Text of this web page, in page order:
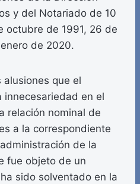
y del Notariado de 10
octubre de 1991, 26 de
de 2020.
que el
innecesariedad en el
relación nominal de
a la correspondiente
de la
fue objeto de un
sido solventado en la